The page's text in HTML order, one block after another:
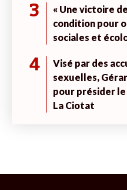
3
« Une victoire
condition pour
sociales et
4
Visé par des
sexuelles,
pour présider
La Ciotat